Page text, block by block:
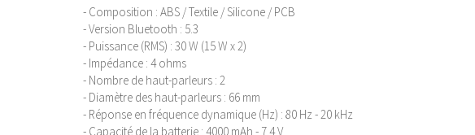
- Composition : ABS / Textile / Silicone / PCB
- Version Bluetooth : 5.3
- Puissance (RMS) : 30 W (15 W x 2)
- Impédance : 4 ohms
- Nombre de haut-parleurs : 2
- Diamètre des haut-parleurs : 66 mm
- Réponse en fréquence dynamique (Hz) : 80 Hz - 20 kHz
- Capacité de la batterie : 4000 mAh - 7.4 V